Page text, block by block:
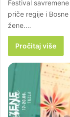
Festival
priče regije i
žene.…
Pročitaj više